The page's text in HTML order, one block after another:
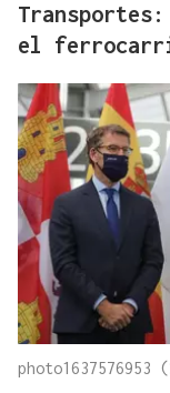
Transportes:
el
photo1637576953